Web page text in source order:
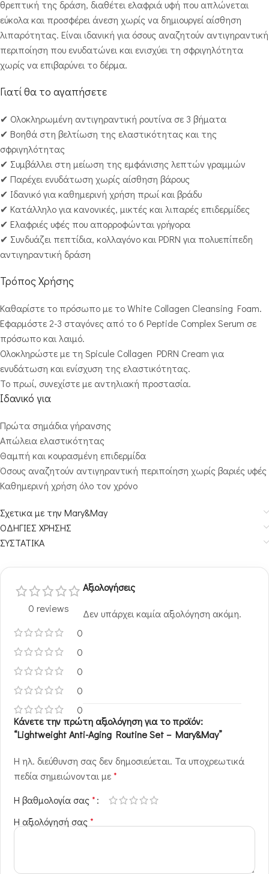
θρεπτική της δράση, διαθέτει ελαφριά υφή που απλώνεται
εύκολα και προσφέρει άνεση χωρίς να δημιουργεί αίσθηση
λιπαρότητας. Είναι ιδανική για όσους αναζητούν αντιγηραντική
περιποίηση που ενυδατώνει και ενισχύει τη σφριγηλότητα
χωρίς να επιβαρύνει το δέρμα.
Γιατί θα το αγαπήσετε
✔ Ολοκληρωμένη αντιγηραντική ρουτίνα σε 3 βήματα
✔ Βοηθά στη βελτίωση της ελαστικότητας και της
σφριγηλότητας
✔ Συμβάλλει στη μείωση της εμφάνισης λεπτών γραμμών
✔ Παρέχει ενυδάτωση χωρίς αίσθηση βάρους
✔ Ιδανικό για καθημερινή χρήση πρωί και βράδυ
✔ Κατάλληλο για κανονικές, μικτές και λιπαρές επιδερμίδες
✔ Ελαφριές υφές που απορροφώνται γρήγορα
✔ Συνδυάζει πεπτίδια, κολλαγόνο και PDRN για πολυεπίπεδη
αντιγηραντική δράση
Τρόπος Χρήσης
Καθαρίστε το πρόσωπο με το White Collagen Cleansing Foam.
Εφαρμόστε 2-3 σταγόνες από το 6 Peptide Complex Serum σε
πρόσωπο και λαιμό.
Ολοκληρώστε με τη Spicule Collagen PDRN Cream για
ενυδάτωση και ενίσχυση της ελαστικότητας.
Το πρωί, συνεχίστε με αντηλιακή προστασία.
Ιδανικό για
Πρώτα σημάδια γήρανσης
Απώλεια ελαστικότητας
Θαμπή και κουρασμένη επιδερμίδα
Όσους αναζητούν αντιγηραντική περιποίηση χωρίς βαριές υφές
Καθημερινή χρήση όλο τον χρόνο
Σχετικα με την Mary&May
ΟΔΗΓΙΕΣ ΧΡΗΣΗΣ
ΣΥΣΤΑΤΙΚΑ
0 reviews
0
0
0
0
0
Αξιολογήσεις
Δεν υπάρχει καμία αξιολόγηση ακόμη.
Κάνετε την πρώτη αξιολόγηση για το προϊόν:
“Lightweight Anti-Aging Routine Set – Mary&May”
Η ηλ. διεύθυνση σας δεν δημοσιεύεται. Τα υποχρεωτικά
πεδία σημειώνονται με*
Η βαθμολογία σας*
Η αξιολόγησή σας*